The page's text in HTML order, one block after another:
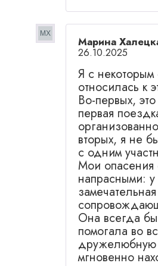
Марина
26.10.2025
Я с
относилась к
Во-первых,
первая
вторых, я не
с одним
Мои опасения
напрасными:
замечательная
Она всегда
помогала во
дружелюбную
мгновенно